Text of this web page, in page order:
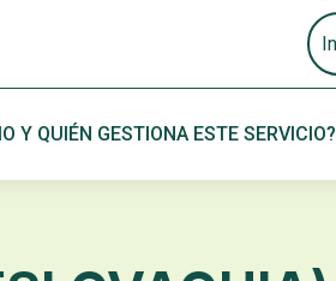
Y QUIÉN GESTIONA ESTE SERVICIO?